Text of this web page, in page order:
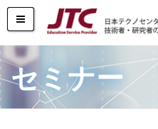
セミナー